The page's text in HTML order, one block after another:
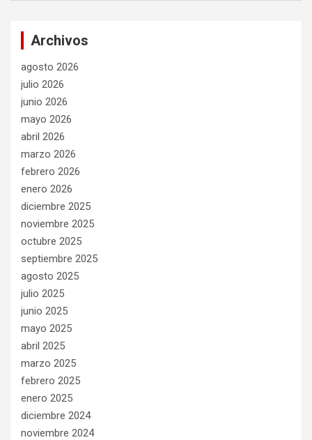
Archivos
agosto 2026
julio 2026
junio 2026
mayo 2026
abril 2026
marzo 2026
febrero 2026
enero 2026
diciembre 2025
noviembre 2025
octubre 2025
septiembre 2025
agosto 2025
julio 2025
junio 2025
mayo 2025
abril 2025
marzo 2025
febrero 2025
enero 2025
diciembre 2024
noviembre 2024